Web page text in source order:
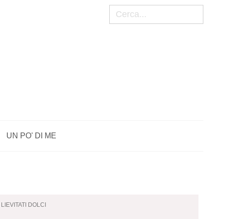
UN PO' DI ME
LIEVITATI DOLCI